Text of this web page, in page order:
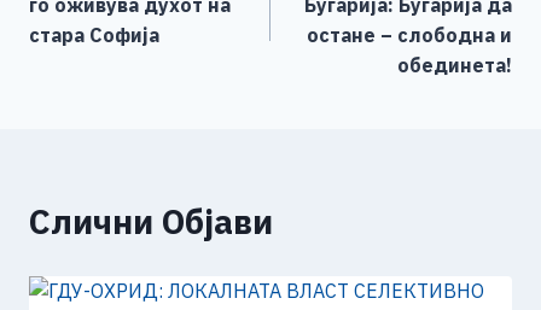
o er k
напис
го оживува духот на
стара Софија
Бугарија: Бугарија да
остане – слободна и
обединета!
Слични Објави